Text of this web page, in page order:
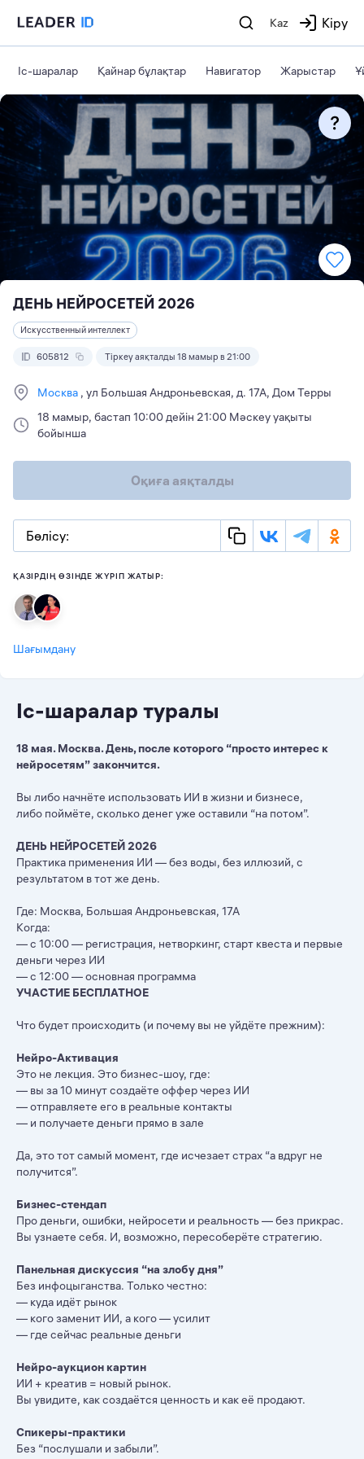
Kaz Кіру
Іс-шаралар Қайнар бұлақтар Навигатор Жарыстар
ДЕНЬ НЕЙРОСЕТЕЙ 2026
Искусственный интеллект
605812 Тіркеу аяқталды 18 мамыр в 21:00
Москва ул Большая Андроньевская, д. 17А, Дом Терры
18 мамыр, бастап 10:00 дейін 21:00 Мәскеу уақыты
бойынша
Оқиға аяқталды
Бөлісу:
ҚАЗІРДІҢ ӨЗІНДЕ ЖҮРІП ЖАТЫР:
Шағымдану
Іс-шаралар туралы
18 мая. Москва. День, после которого “просто интерес к
нейросетям” закончится.
Вы либо начнёте использовать ИИ в жизни и бизнесе,
либо поймёте, сколько денег уже оставили “на потом”.
ДЕНЬ НЕЙРОСЕТЕЙ 2026
Практика применения ИИ — без воды, без иллюзий, с
результатом в тот же день.
Где: Москва, Большая Андроньевская, 17А
Когда:
— с 10:00 — регистрация, нетворкинг, старт квеста и первые
деньги через ИИ
— с 12:00 — основная программа
УЧАСТИЕ БЕСПЛАТНОЕ
Что будет происходить (и почему вы не уйдёте прежним):
Нейро-Активация
Это не лекция. Это бизнес-шоу, где:
— вы за 10 минут создаёте оффер через ИИ
— отправляете его в реальные контакты
— и получаете деньги прямо в зале
Да, это тот самый момент, где исчезает страх “а вдруг не
получится”.
Бизнес-стендап
Про деньги, ошибки, нейросети и реальность — без прикрас.
Вы узнаете себя. И, возможно, пересоберёте стратегию.
Панельная дискуссия “на злобу дня”
Без инфоцыганства. Только честно:
— куда идёт рынок
— кого заменит ИИ, а кого — усилит
— где сейчас реальные деньги
Нейро-аукцион картин
ИИ + креатив = новый рынок.
Вы увидите, как создаётся ценность и как её продают.
Спикеры-практики
Без “послушали и забыли”.